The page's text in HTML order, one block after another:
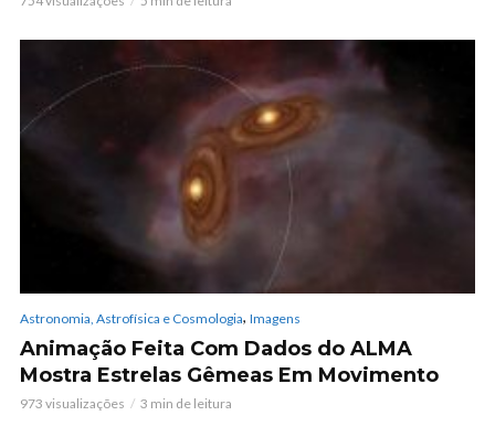
Astronomia, Astrofísica e Cosmologia, Imagens
Animação Feita Com Dados do ALMA
Mostra Estrelas Gêmeas Em Movimento
973 visualizações 3 min de leitura